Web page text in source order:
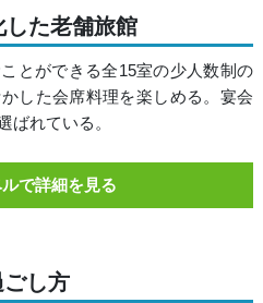
た老舗旅館
とができる全15室の少人数制の
した会席料理を楽しめる。宴会
ばれている。
で詳細を見る
し方